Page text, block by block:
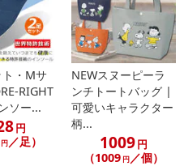
量クリアボトル2個セット！
い形状です。
ト・Mサ
RIGHT
ソー...
円
円／足）
NEWスヌーピーラ
ンチトートバッグ |
可愛いキャラクター
柄...
1009円
（1009 円／個）